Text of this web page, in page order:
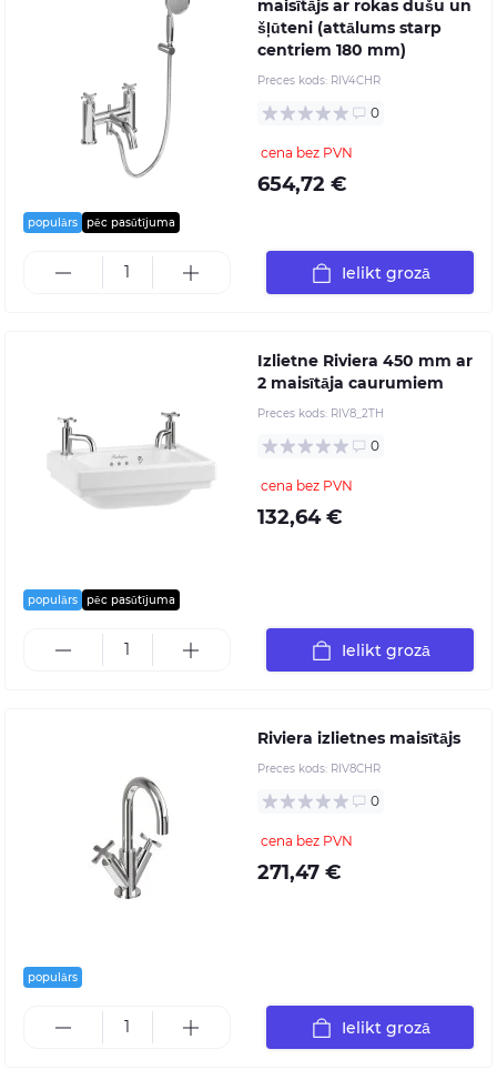
populārs pēc pasūtījuma
maisītājs ar rokas dušu un
šļūteni (attālums starp
centriem 180 mm)
Preces kods: RIV4CHR
0
cena bez PVN
654,72 €
Ielikt grozā
populārs pēc pasūtījuma
Izlietne Riviera 450 mm ar
2 maisītāja caurumiem
Preces kods: RIV8_2TH
0
cena bez PVN
132,64 €
Ielikt grozā
populārs
Riviera izlietnes maisītājs
Preces kods: RIV8CHR
0
cena bez PVN
271,47 €
Ielikt grozā